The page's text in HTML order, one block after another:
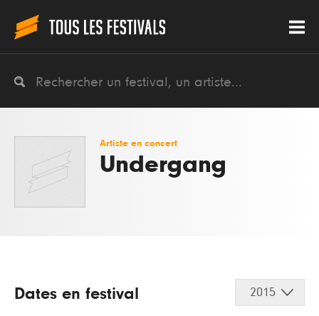
Artiste en concert
Undergang
Dates en festival 2015